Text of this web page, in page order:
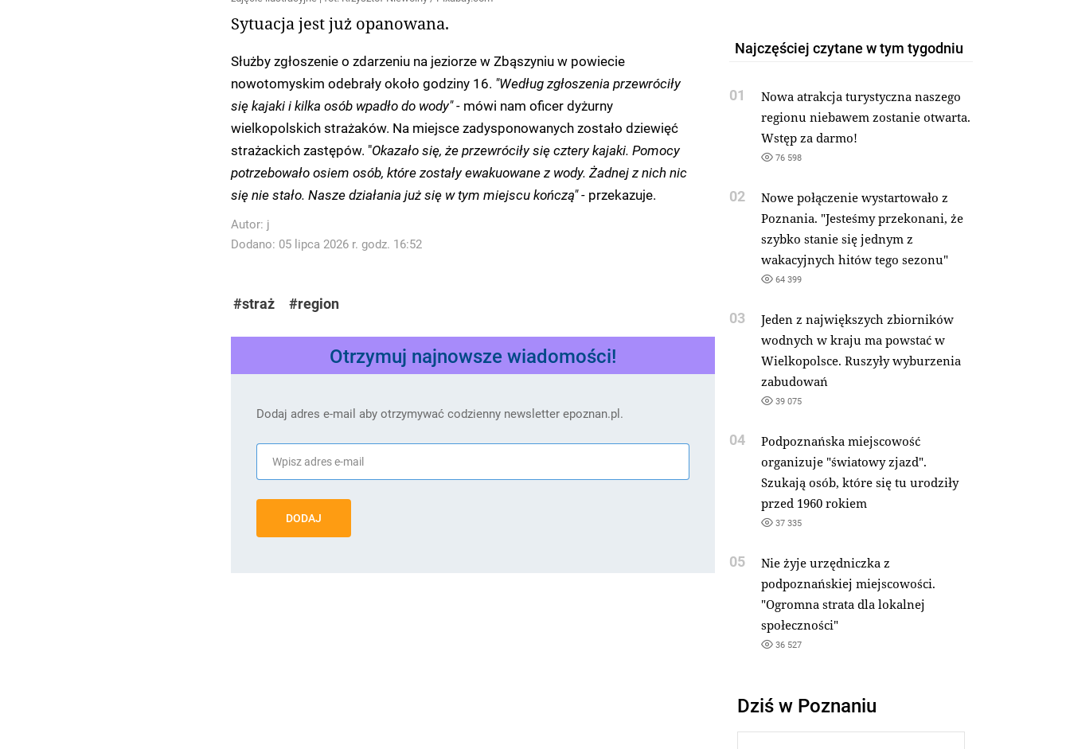
Sytuacja jest już opanowana.
Służby zgłoszenie o zdarzeniu na jeziorze w Zbąszyniu w powiecie
nowotomyskim odebrały około godziny 16. "Według zgłoszenia przewróciły
się kajaki i kilka osób wpadło do wody" -mówi nam oficer dyżurny
wielkopolskich strażaków. Na miejsce zadysponowanych zostało dziewięć
strażackich zastępów. "Okazało się, że przewróciły się cztery kajaki. Pomocy
potrzebowało osiem osób, które zostały ewakuowane z wody. Żadnej z nich nic
się nie stało. Nasze działania już się w tym miejscu kończą" - przekazuje.
Autor: j
Dodano: 05 lipca 2026 r. godz. 16:52
#straż #region
Otrzymuj najnowsze wiadomości!
Dodaj adres e-mail aby otrzymywać codzienny newsletter epoznan.pl.
DODAJ
Najczęściej czytane w tym tygodniu
01
Nowa atrakcja turystyczna naszego
regionu niebawem zostanie otwarta.
Wstęp za darmo!
76 598
02
Nowe połączenie wystartowało z
Poznania. "Jesteśmy przekonani, że
szybko stanie się jednym z
wakacyjnych hitów tego sezonu"
64 399
03
Jeden z największych zbiorników
wodnych w kraju ma powstać w
Wielkopolsce. Ruszyły wyburzenia
zabudowań
39 075
04
Podpoznańska miejscowość
organizuje "światowy zjazd".
Szukają osób, które się tu urodziły
przed 1960 rokiem
37 335
05
Nie żyje urzędniczka z
podpoznańskiej miejscowości.
"Ogromna strata dla lokalnej
społeczności"
36 527
Dziś w Poznaniu